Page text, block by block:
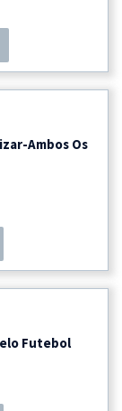
€
Ambos Os
Futebol